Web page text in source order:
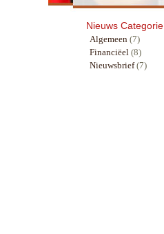
Nieuws Categorie
Algemeen (7)
Financiëel (8)
Nieuwsbrief(7)